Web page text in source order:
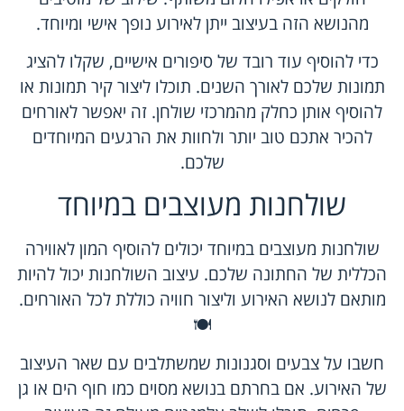
מהנושא הזה בעיצוב ייתן לאירוע נופך אישי ומיוחד.
כדי להוסיף עוד רובד של סיפורים אישיים, שקלו להציג
תמונות שלכם לאורך השנים. תוכלו ליצור קיר תמונות או
להוסיף אותן כחלק מהמרכזי שולחן. זה יאפשר לאורחים
להכיר אתכם טוב יותר ולחוות את הרגעים המיוחדים
שלכם.
שולחנות מעוצבים במיוחד
שולחנות מעוצבים במיוחד יכולים להוסיף המון לאווירה
הכללית של החתונה שלכם. עיצוב השולחנות יכול להיות
מותאם לנושא האירוע וליצור חוויה כוללת לכל האורחים.
🍽️
חשבו על צבעים וסגנונות שמשתלבים עם שאר העיצוב
של האירוע. אם בחרתם בנושא מסוים כמו חוף הים או גן